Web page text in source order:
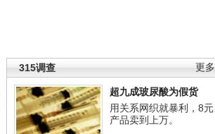
更多
315调查
超九成玻尿酸为假货
用关系网织就暴利，8元
产品卖到上万。